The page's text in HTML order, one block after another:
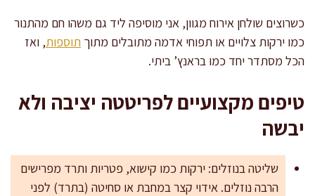
כשרוצים שולחן אירוח מגוון, אני מוסיפה ליד גם משהו חם מהתנור
כמו ירקות צלויים או תפוחי אדמה מתובלים מתוך תוספות, ואז
הכל מסתדר יחד כמו בראנץ’ ביתי.
טיפים מקצועיים לפריטטה יציבה ולא
יבשה
שליטה בנוזלים: ירקות כמו קישוא, פטריות ותרד מפרישים
הרבה נוזלים. אידוי קצר במחבת או סחיטה (בתרד) לפני